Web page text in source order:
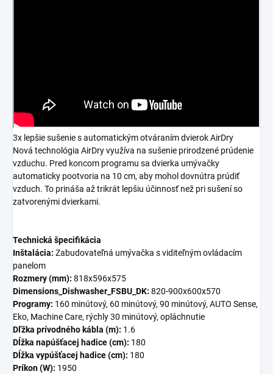
3x lepšie sušenie s automatickým otváraním dvierok AirDry
Nová technológia AirDry využíva na sušenie prirodzené prúdenie
vzduchu. Pred koncom programu sa dvierka umývačky
automaticky pootvoria na 10 cm, aby mohol dovnútra prúdiť
vzduch. To prináša až trikrát lepšiu účinnosť než pri sušení so
zatvorenými dvierkami.
Technická špecifikácia
Inštalácia: Zabudovateľná umývačka s viditeľným ovládacím
panelom
Rozmery (mm): 818x596x575
Dimensions_Dishwasher_FSBU_DK: 820-900x600x570
Programy: 160 minútový, 60 minútový, 90 minútový, AUTO Sense,
Eko, Machine Care, rýchly 30 minútový, opláchnutie
Dľžka prívodného kábla (m): 1.6
Dĺžka napúšťacej hadice (cm): 180
Dĺžka vypúšťacej hadice (cm): 180
Príkon (W): 1950